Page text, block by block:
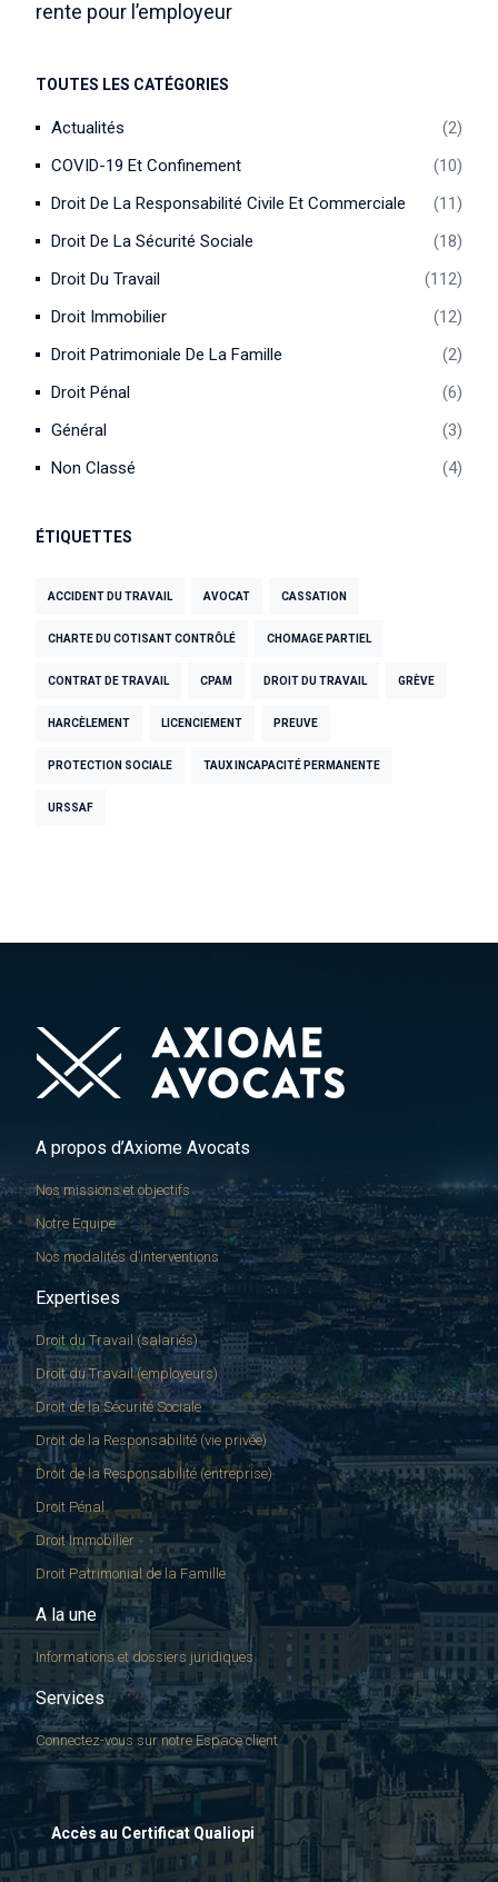
rente pour l’employeur
TOUTES LES CATÉGORIES
Actualités
2
COVID-19 Et Confinement
10
Droit De La Responsabilité Civile Et Commerciale
11
Droit De La Sécurité Sociale
18
Droit Du Travail
112
Droit Immobilier
12
Droit Patrimoniale De La Famille
2
Droit Pénal
6
Général
3
Non Classé
4
ÉTIQUETTES
ACCIDENT DU TRAVAIL AVOCAT CASSATION
CHARTE DU COTISANT CONTRÔLÉ CHOMAGE PARTIEL
CONTRAT DE TRAVAIL CPAM DROIT DU TRAVAIL GRÈVE
HARCÈLEMENT LICENCIEMENT PREUVE
PROTECTION SOCIALE TAUX INCAPACITÉ PERMANENTE
URSSAF
A propos d’Axiome Avocats
Nos missions et objectifs
Notre Equipe
Nos modalités d’interventions
Expertises
Droit du Travail (salariés)
Droit du Travail (employeurs)
Droit de la Sécurité Sociale
Droit de la Responsabilité (vie privée)
Droit de la Responsabilité (entreprise)
Droit Pénal
Droit Immobilier
Droit Patrimonial de la Famille
A la une
Informations et dossiers juridiques
Services
Connectez-vous sur notre Espace client
Accès au Certificat Qualiopi